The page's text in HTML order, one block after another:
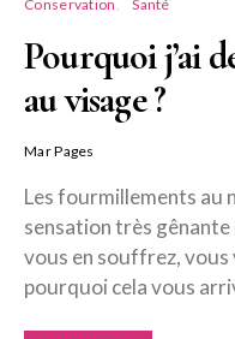
Conservation Santé
Pourquoi j’ai
au visage ?
Mar Pages
Les fourmillements au
sensation très
vous en souffrez,
pourquoi cela vous